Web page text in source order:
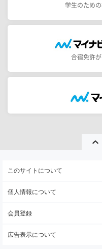
学生のため
合宿免許
このサイトについて
個人情報について
会員登録
広告表示について